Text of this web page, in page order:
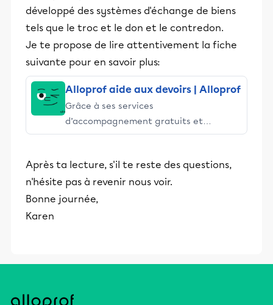
développé des systèmes d'échange de biens
tels que le troc et le don et le contredon.
Je te propose de lire attentivement la fiche
suivante pour en savoir plus:
Alloprof aide aux devoirs | Alloprof
Grâce à ses services
d’accompagnement gratuits et
stimulants, Alloprof engage les élèves
éducative.
Après ta lecture, s'il te reste des questions,
n'hésite pas à revenir nous voir.
Bonne journée,
Karen